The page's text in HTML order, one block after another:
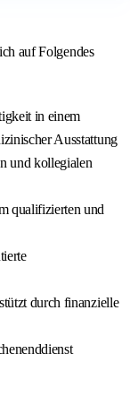
auf Folgendes
in einem
Ausstattung
und kollegialen
qualifizierten und
durch finanzielle